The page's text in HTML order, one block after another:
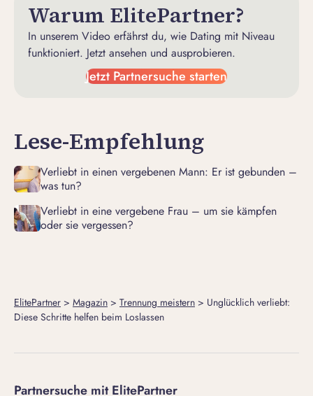
Warum ElitePartner?
In unserem Video erfährst du, wie Dating mit Niveau
funktioniert. Jetzt ansehen und ausprobieren.
Jetzt Partnersuche starten
Lese-Empfehlung
Verliebt in einen vergebenen Mann: Er ist gebunden –
was tun?
Verliebt in eine vergebene Frau – um sie kämpfen
oder sie vergessen?
ElitePartner > Magazin > Trennung meistern > Unglücklich verliebt:
Diese Schritte helfen beim Loslassen
Partnersuche mit ElitePartner